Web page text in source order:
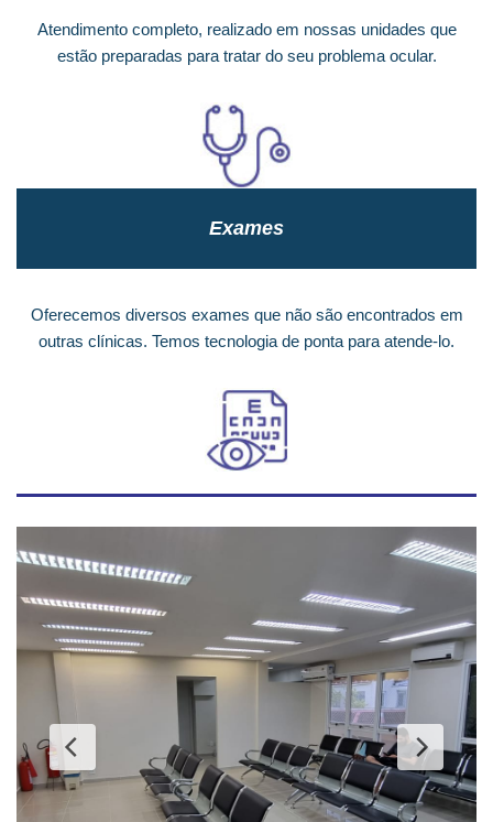
Atendimento completo, realizado em nossas unidades que
estão preparadas para tratar do seu problema ocular.
Exames
Oferecemos diversos exames que não são encontrados em
outras clínicas. Temos tecnologia de ponta para atende-lo.